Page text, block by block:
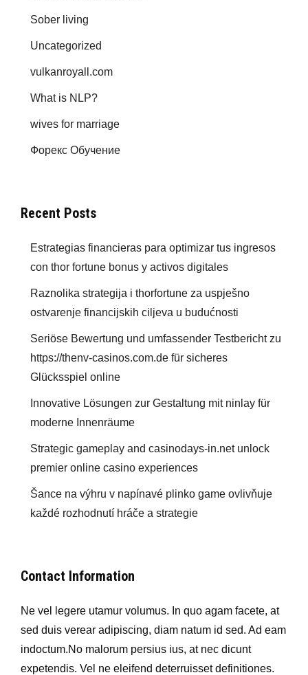
Sober living
Uncategorized
vulkanroyall.com
What is NLP?
wives for marriage
Форекс Обучение
Recent Posts
Estrategias financieras para optimizar tus ingresos
con thor fortune bonus y activos digitales
Raznolika strategija i thorfortune za uspješno
ostvarenje financijskih ciljeva u budućnosti
Seriöse Bewertung und umfassender Testbericht zu
https://thenv-casinos.com.de für sicheres
Glücksspiel online
Innovative Lösungen zur Gestaltung mit ninlay für
moderne Innenräume
Strategic gameplay and casinodays-in.net unlock
premier online casino experiences
Šance na výhru v napínavé plinko game ovlivňuje
každé rozhodnutí hráče a strategie
Contact Information
Ne vel legere utamur volumus. In quo agam facete, at
sed duis verear adipiscing, diam natum id sed. Ad eam
indoctum.No malorum persius ius, at nec dicunt
expetendis. Vel ne eleifend deterruisset definitiones.